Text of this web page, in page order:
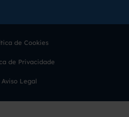
de Cookies
de Privacidade
Aviso Legal